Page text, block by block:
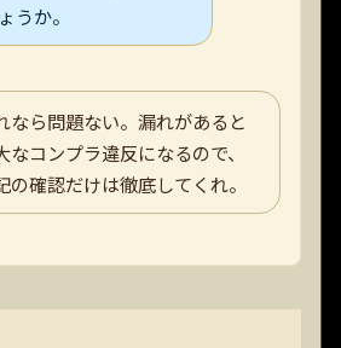
うか。
なら問題ない。漏れがあると
なコンプラ違反になるので、
の確認だけは徹底してくれ。